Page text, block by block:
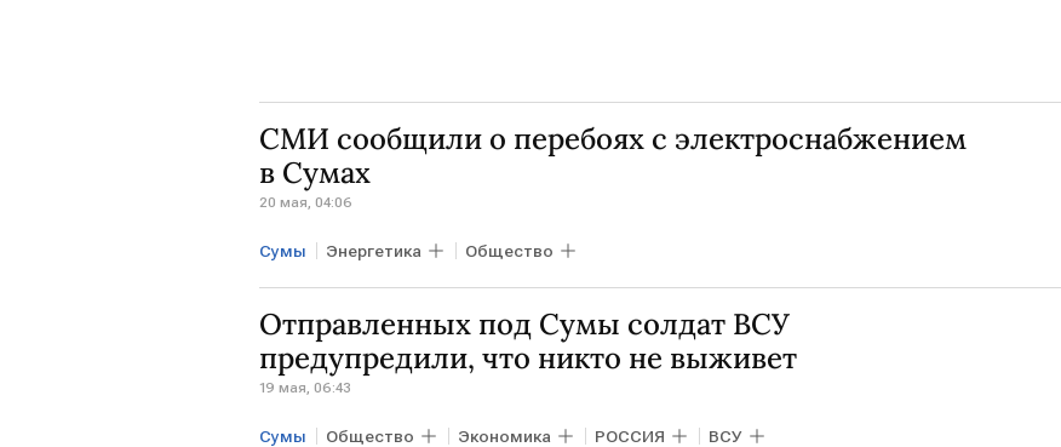
СМИ сообщили о перебоях с электроснабжением
в Сумах
20 мая, 04:06
Сумы Энергетика Общество
Отправленных под Сумы солдат ВСУ
предупредили, что никто не выживет
19 мая, 06:43
Сумы Общество Экономика РОССИЯ ВСУ